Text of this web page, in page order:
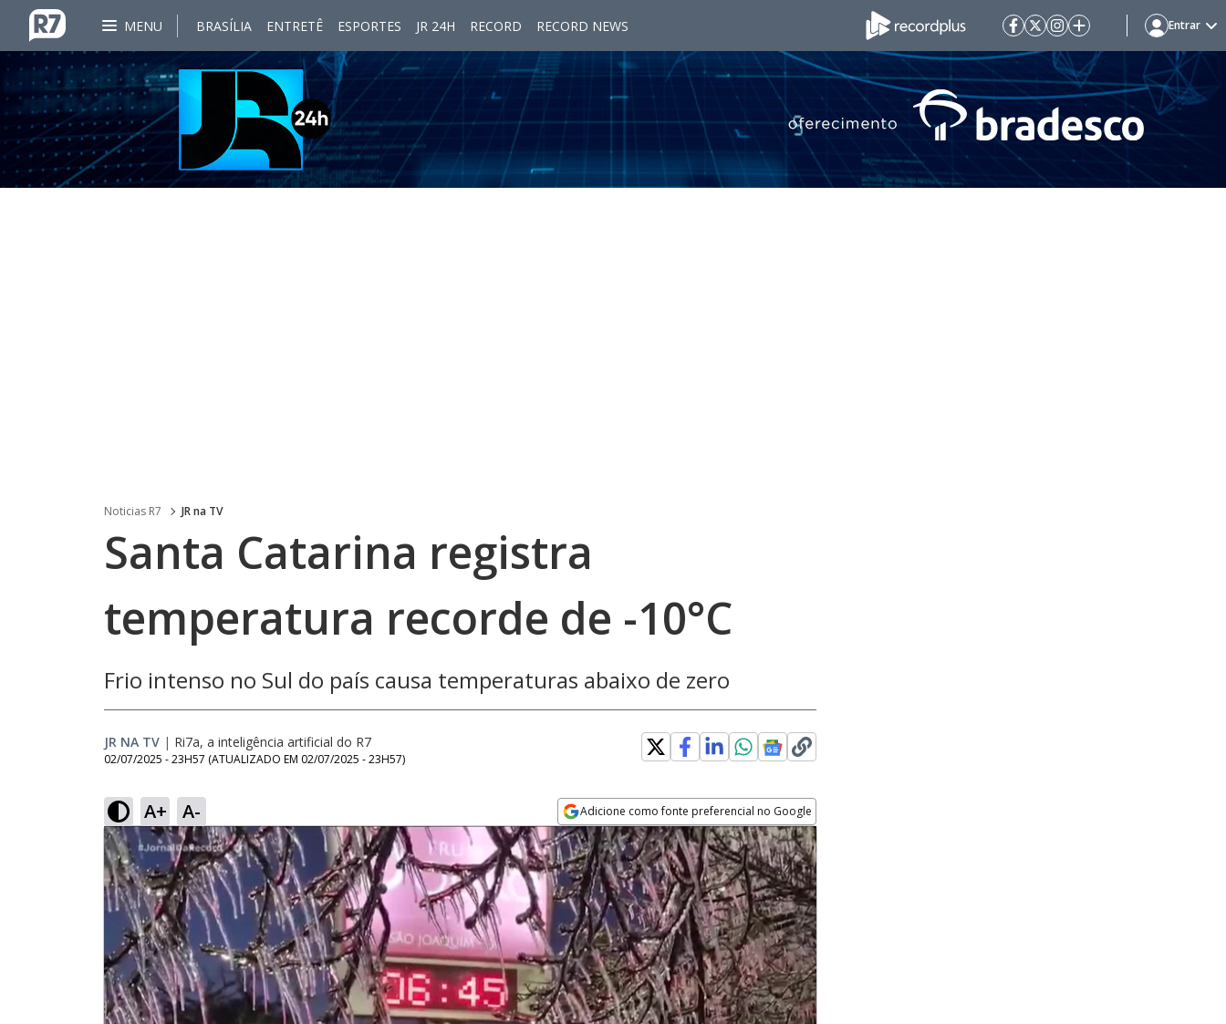
MENU BRASÍLIA ENTRETÊ ESPORTES JR 24H RECORD RECORD NEWS Entrar
Noticias R7 JR na TV
Santa Catarina registra
temperatura recorde de -10°C
Frio intenso no Sul do país causa temperaturas abaixo de zero
JR NA TV | Ri7a, a inteligência artificial do R7
02/07/2025 - 23H57 (ATUALIZADO EM 02/07/2025 - 23H57)
A+ A- Adicione como fonte preferencial no Google
Opens in new window